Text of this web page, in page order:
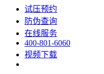
试压预约
防伪查询
在线服务
400-801-6060
视频下载